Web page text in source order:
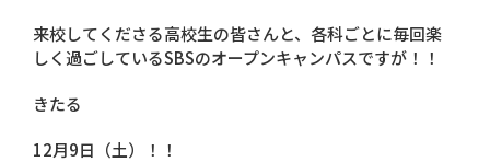
来校してくださる高校生の皆さんと、各科ごとに毎回楽
しく過ごしているSBSのオープンキャンパスですが！！
きたる
12月9日（土）！！